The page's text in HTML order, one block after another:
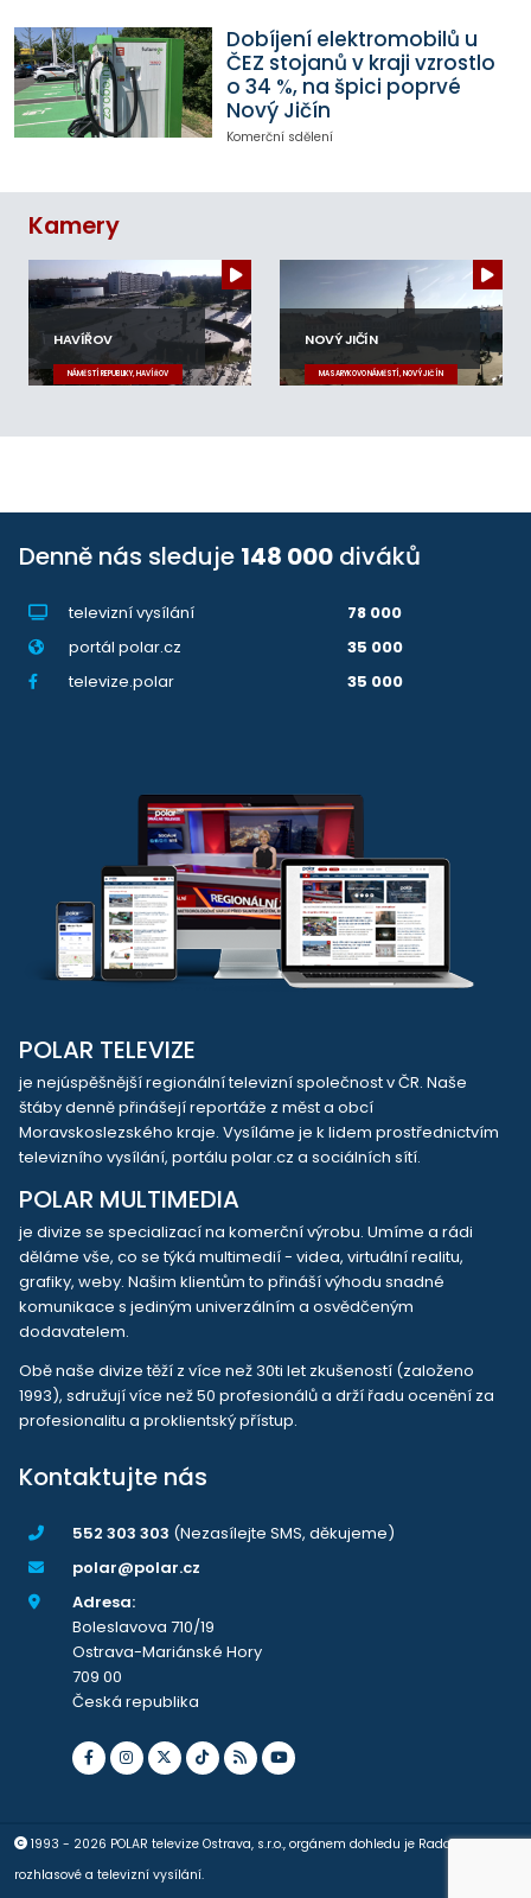
Dobíjení elektromobilů u
ČEZ stojanů v kraji vzrostlo
o 34 %, na špici poprvé
Nový Jičín
Komerční sdělení
Kamery
HAVÍŘOV
NÁMĚSTÍ REPUBLIKY, HAVÍŘOV
NOVÝ JIČÍN
MASARYKOVO NÁMĚSTÍ, NOVÝ JIČÍN
Denně nás sleduje 148 000 diváků
televizní vysílání
78 000
portál polar.cz
35 000
televize.polar
35 000
POLAR TELEVIZE
je nejúspěšnější regionální televizní společnost v ČR. Naše
štáby denně přinášejí reportáže z měst a obcí
Moravskoslezského kraje. Vysíláme je k lidem prostřednictvím
televizního vysílání, portálu polar.cz a sociálních sítí.
POLAR MULTIMEDIA
je divize se specializací na komerční výrobu. Umíme a rádi
děláme vše, co se týká multimedií - videa, virtuální realitu,
grafiky, weby. Našim klientům to přináší výhodu snadné
komunikace s jediným univerzálním a osvědčeným
dodavatelem.
Obě naše divize těží z více než 30ti let zkušeností (založeno
1993), sdružují více než 50 profesionálů a drží řadu ocenění za
profesionalitu a proklientský přístup.
Kontaktujte nás
552 303 303 (Nezasílejte SMS, děkujeme)
polar@polar.cz
Adresa:
Boleslavova 710/19
Ostrava-Mariánské Hory
709 00
Česká republika
1993 - 2026 POLAR televize Ostrava, s.r.o., orgánem dohledu je Rada pro
rozhlasové a televizní vysílání.